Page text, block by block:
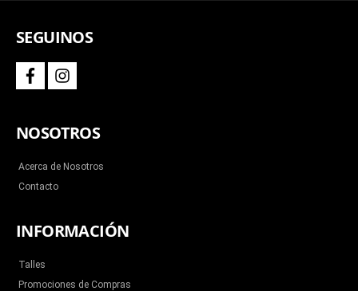
SEGUINOS
f
a
b
o
i
n
a
g
a
m
NOSOTROS
Acerca de Nosotros
Contacto
INFORMACIÓN
Talles
Promociones de Compras